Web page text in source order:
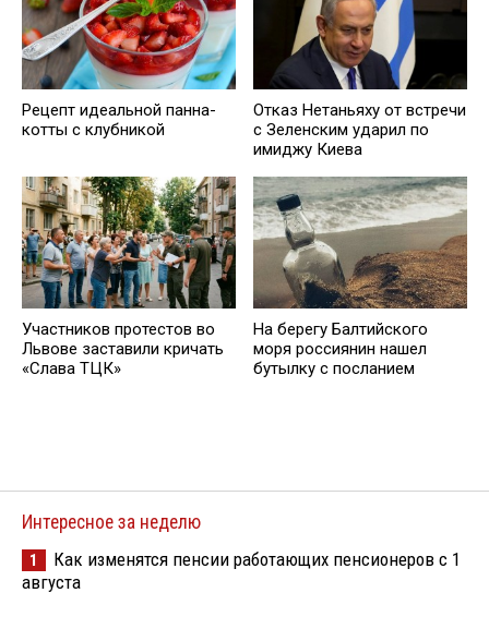
Рецепт идеальной панна-
котты с клубникой
Отказ Нетаньяху от встречи
с Зеленским ударил по
имиджу Киева
Участников протестов во
Львове заставили кричать
«Слава ТЦК»
На берегу Балтийского
моря россиянин нашел
бутылку с посланием
Интересное за неделю
1
Как изменятся пенсии работающих пенсионеров с 1
августа